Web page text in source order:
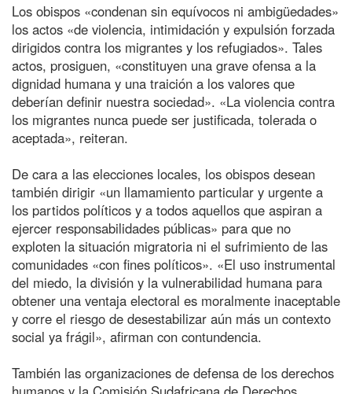
Los obispos «condenan sin equívocos ni ambigüedades»
los actos «de violencia, intimidación y expulsión forzada
dirigidos contra los migrantes y los refugiados». Tales
actos, prosiguen, «constituyen una grave ofensa a la
dignidad humana y una traición a los valores que
deberían definir nuestra sociedad». «La violencia contra
los migrantes nunca puede ser justificada, tolerada o
aceptada», reiteran.
De cara a las elecciones locales, los obispos desean
también dirigir «un llamamiento particular y urgente a
los partidos políticos y a todos aquellos que aspiran a
ejercer responsabilidades públicas» para que no
exploten la situación migratoria ni el sufrimiento de las
comunidades «con fines políticos». «El uso instrumental
del miedo, la división y la vulnerabilidad humana para
obtener una ventaja electoral es moralmente inaceptable
y corre el riesgo de desestabilizar aún más un contexto
social ya frágil», afirman con contundencia.
También las organizaciones de defensa de los derechos